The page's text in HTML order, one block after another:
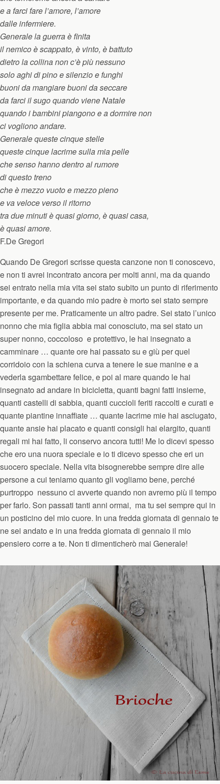
e a farci fare l’amore, l’amore
dalle infermiere.
Generale la guerra è finita
il nemico è scappato, è vinto, è battuto
dietro la collina non c’è più nessuno
solo aghi di pino e silenzio e funghi
buoni da mangiare buoni da seccare
da farci il sugo quando viene Natale
quando i bambini piangono e a dormire non
ci vogliono andare.
Generale queste cinque stelle
queste cinque lacrime sulla mia pelle
che senso hanno dentro al rumore
di questo treno
che è mezzo vuoto e mezzo pieno
e va veloce verso il ritorno
tra due minuti è quasi giorno, è quasi casa,
è quasi amore.
F.De Gregori
Quando De Gregori scrisse questa canzone non ti conoscevo,
e non ti avrei incontrato ancora per molti anni, ma da quando
sei entrato nella mia vita sei stato subito un punto di riferimento
importante, e da quando mio padre è morto sei stato sempre
presente per me. Praticamente un altro padre. Sei stato l’unico
nonno che mia figlia abbia mai conosciuto, ma sei stato un
super nonno, coccoloso e protettivo, le hai insegnato a
camminare … quante ore hai passato su e giù per quel
corridoio con la schiena curva a tenere le sue manine e a
vederla sgambettare felice, e poi al mare quando le hai
insegnato ad andare in bicicletta, quanti bagni fatti insieme,
quanti castelli di sabbia, quanti cuccioli feriti raccolti e curati e
quante piantine innaffiate … quante lacrime mie hai asciugato,
quante ansie hai placato e quanti consigli hai elargito, quanti
regali mi hai fatto, li conservo ancora tutti! Me lo dicevi spesso
che ero una nuora speciale e io ti dicevo spesso che eri un
suocero speciale. Nella vita bisognerebbe sempre dire alle
persone a cui teniamo quanto gli vogliamo bene, perché
purtroppo nessuno ci avverte quando non avremo più il tempo
per farlo. Son passati tanti anni ormai, ma tu sei sempre qui in
un posticino del mio cuore. In una fredda giornata di gennaio te
ne sei andato e in una fredda giornata di gennaio il mio
pensiero corre a te. Non ti dimenticherò mai Generale!